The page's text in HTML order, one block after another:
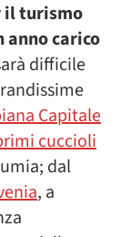
il turismo
anno carico
difficile
Capitale
cuccioli
dal
, a